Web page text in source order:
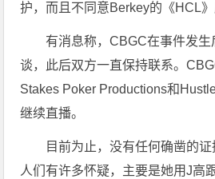
护，而且不同意Berkey的《HCL》
有消息称，CBGC在事件发
谈，此后双方一直保持联系。
Stakes Poker Productions和
继续直播。
目前为止，没有任何确凿的
人们有许多怀疑，主要是她用J高